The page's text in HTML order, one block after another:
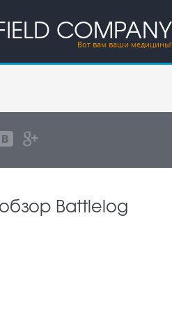
COMPANY
Вот вам ваши медицины!
Battlelog